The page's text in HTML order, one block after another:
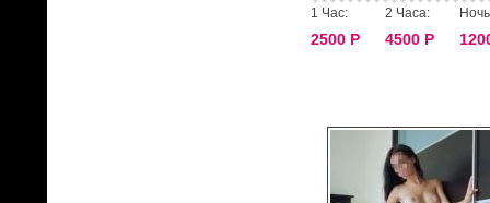
1 Час:
2500 Р
2 Часа:
4500 Р